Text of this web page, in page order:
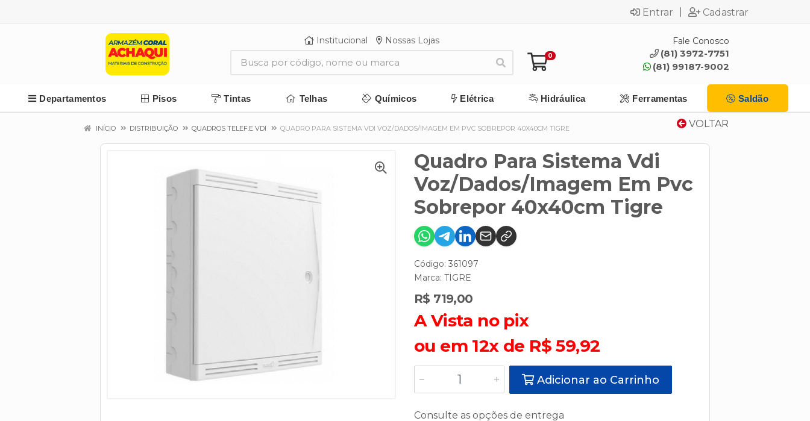
Entrar Cadastrar
Institucional Nossas Lojas
0
Fale Conosco
(81) 3972-7751
(81) 99187-9002
Departamentos Pisos Tintas Telhas Químicos Elétrica Hidráulica Ferramentas Saldão
VOLTAR
INÍCIO DISTRIBUIÇÃO QUADROS TELEF.E VDI QUADRO PARA SISTEMA VDI VOZ/DADOS/IMAGEM EM PVC SOBREPOR 40X40CM TIGRE
Quadro Para Sistema Vdi
Voz/Dados/Imagem Em Pvc
Sobrepor 40x40cm Tigre
Código: 361097
Marca: TIGRE
R$ 719,00
A Vista no pix
ou em 12x de R$ 59,92
Adicionar ao Carrinho
Consulte as opções de entrega